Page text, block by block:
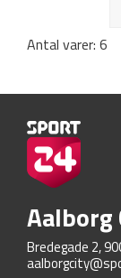
Antal varer: 6
Aalborg
Bredegade 2,